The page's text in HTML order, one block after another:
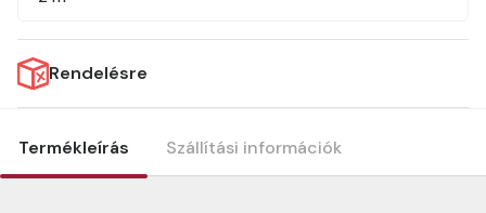
Rendelésre
Termékleírás Szállítási információk